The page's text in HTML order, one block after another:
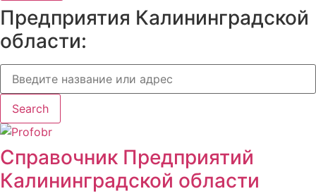
Предприятия Калининградской
области:
Search
Справочник Предприятий
Калининградской области